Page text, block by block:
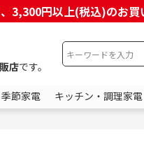
3,300円以上(税込)のお
店です。
季節家電 キッチン・調理家電